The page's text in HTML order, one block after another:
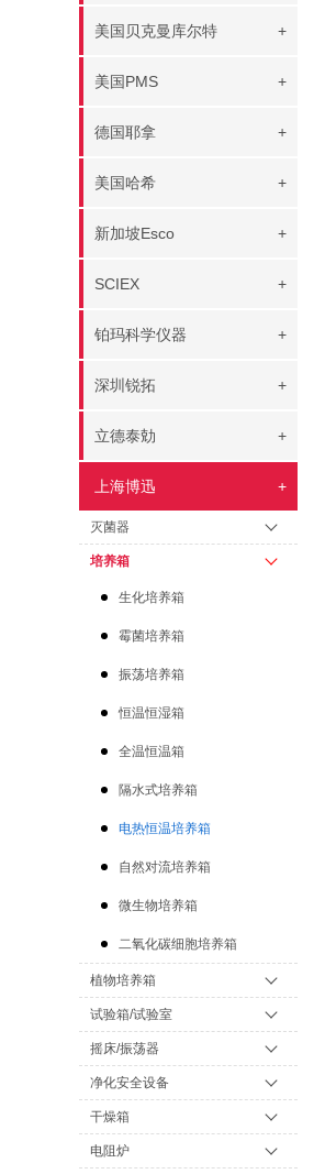
美国贝克曼库尔特 +
美国PMS +
德国耶拿 +
美国哈希 +
新加坡Esco +
SCIEX +
铂玛科学仪器 +
深圳锐拓 +
立德泰勀 +
上海博迅 +
灭菌器
培养箱
生化培养箱
霉菌培养箱
振荡培养箱
恒温恒湿箱
全温恒温箱
隔水式培养箱
电热恒温培养箱
自然对流培养箱
微生物培养箱
二氧化碳细胞培养箱
植物培养箱
试验箱/试验室
摇床/振荡器
净化安全设备
干燥箱
电阻炉